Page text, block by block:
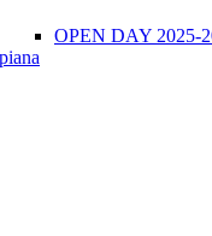
OPEN DAY 2025-